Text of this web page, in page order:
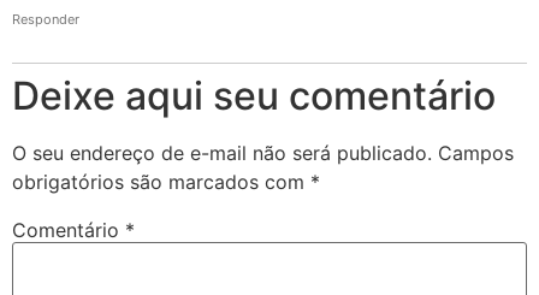
Responder
Deixe aqui seu comentário
O seu endereço de e-mail não será publicado. Campos
obrigatórios são marcados com *
Comentário *